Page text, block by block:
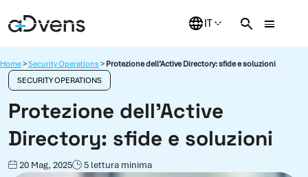
Home>Security Operations> Protezione dell’Active Directory: sfide e soluzioni
SECURITY OPERATIONS
Protezione dell’Active
Directory: sfide e soluzioni
20 Mag, 2025 5 lettura minima